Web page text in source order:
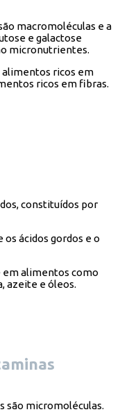
macromoléculas e a
e galactose
micronutrientes.
alimentos ricos em
ricos em fibras.
constituídos por
ácidos gordos e o
em alimentos como
azeite e óleos.
são micromoléculas.